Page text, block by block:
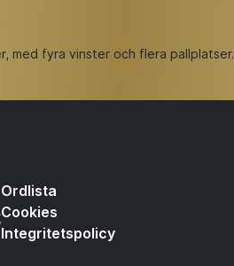
med fyra vinster och flera pallplatser.
Ordlista
Cookies
Integritetspolicy